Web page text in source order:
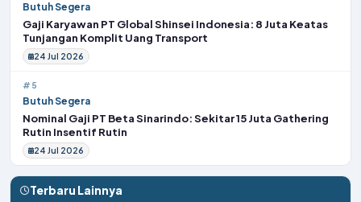
Butuh Segera
Gaji Karyawan PT Global Shinsei Indonesia: 8 Juta Keatas
Tunjangan Komplit Uang Transport
24 Jul 2026
#5
Butuh Segera
Nominal Gaji PT Beta Sinarindo: Sekitar 15 Juta Gathering
Rutin Insentif Rutin
24 Jul 2026
Terbaru Lainnya